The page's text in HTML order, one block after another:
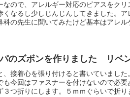
なので、アレルギー対応のピアスをク
くなるし少しじんじんしてきました。ア
科の先生に聞いてみたけど基本はアレ
パのズボンを作りました リ
、接着心を張り付けると書いていまし
も今回はファスナーを付けないので必
３つ折りにします。５ｍｍぐらいで折り